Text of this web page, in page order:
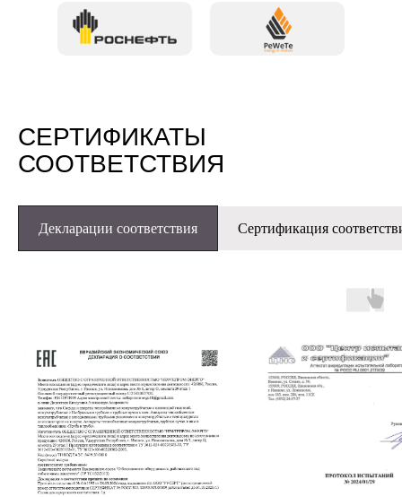
СЕРТИФИКАТЫ
СООТВЕТСТВИЯ
Декларации соответствия Сертификация